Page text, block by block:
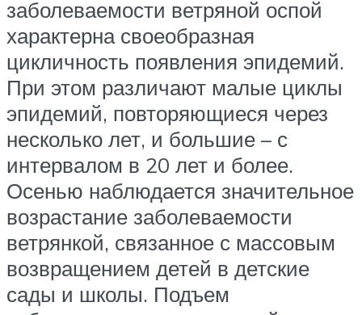
заболеваемости ветряной оспой
характерна своеобразная
цикличность появления эпидемий.
При этом различают малые циклы
эпидемий, повторяющиеся через
несколько лет, и большие – с
интервалом в 20 лет и более.
Осенью наблюдается значительное
возрастание заболеваемости
ветрянкой, связанное с массовым
возвращением детей в детские
сады и школы. Подъем